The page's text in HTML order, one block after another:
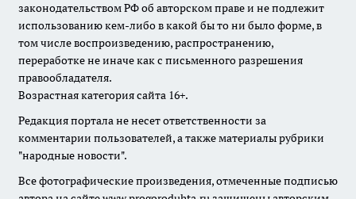
законодательством РФ об авторском праве и не подлежит
использованию кем-либо в какой бы то ни было форме, в
том числе воспроизведению, распространению,
переработке не иначе как с письменного разрешения
правообладателя.
Возрастная категория сайта 16+.
Редакция портала не несет ответственности за
комментарии пользователей, а также материалы рубрики
"народные новости".
Все фотографические произведения, отмеченные подписью